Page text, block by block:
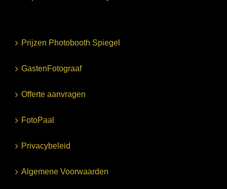
Prijzen Photobooth Spiegel
GastenFotograaf
Offerte aanvragen
FotoPaal
Privacybeleid
Algemene Voorwaarden